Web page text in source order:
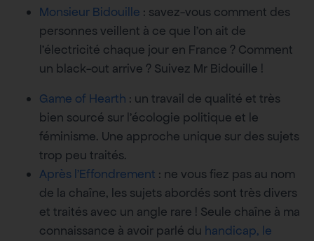
Monsieur Bidouille : savez-vous comment des
personnes veillent à ce que l’on ait de
l’électricité chaque jour en France ? Comment
un black-out arrive ? Suivez Mr Bidouille !
Game of Hearth : un travail de qualité et très
bien sourcé sur l’écologie politique et le
féminisme. Une approche unique sur des sujets
trop peu traités.
Après l’Effondrement : ne vous fiez pas au nom
de la chaîne, les sujets abordés sont très divers
et traités avec un angle rare ! Seule chaîne à ma
connaissance à avoir parlé du handicap, le